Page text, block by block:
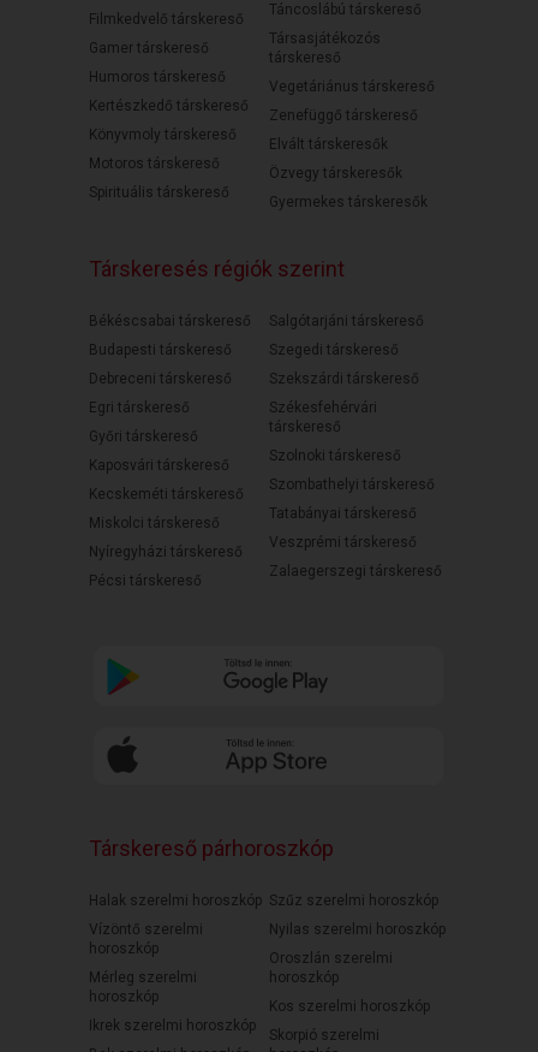
Filmkedvelő társkereső
Gamer társkereső
Humoros társkereső
Kertészkedő társkereső
Könyvmoly társkereső
Motoros társkereső
Spirituális társkereső
Táncoslábú társkereső
Társasjátékozós
társkereső
Vegetáriánus társkereső
Zenefüggő társkereső
Elvált társkeresők
Özvegy társkeresők
Gyermekes társkeresők
Társkeresés régiók szerint
Békéscsabai társkereső
Budapesti társkereső
Debreceni társkereső
Egri társkereső
Győri társkereső
Kaposvári társkereső
Kecskeméti társkereső
Miskolci társkereső
Nyíregyházi társkereső
Pécsi társkereső
Salgótarjáni társkereső
Szegedi társkereső
Szekszárdi társkereső
Székesfehérvári
társkereső
Szolnoki társkereső
Szombathelyi társkereső
Tatabányai társkereső
Veszprémi társkereső
Zalaegerszegi társkereső
Társkereső párhoroszkóp
Halak szerelmi horoszkóp
Vízöntő szerelmi
horoszkóp
Mérleg szerelmi
horoszkóp
Ikrek szerelmi horoszkóp
Szűz szerelmi horoszkóp
Nyilas szerelmi horoszkóp
Oroszlán szerelmi
horoszkóp
Kos szerelmi horoszkóp
Skorpió szerelmi